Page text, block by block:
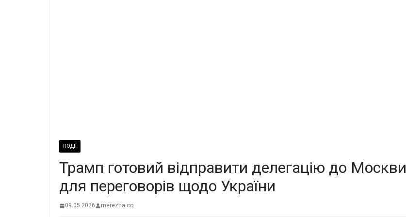
ПОДІЇ
Трамп готовий відправити делегацію до Москви
для переговорів щодо України
09.05.2026 merezha.co